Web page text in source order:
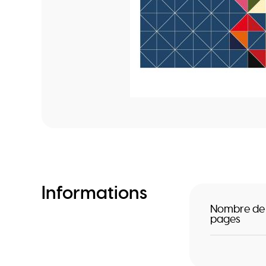
Informations
Nombre de
pages